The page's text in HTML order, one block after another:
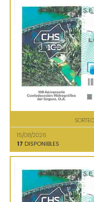
15/08/2026
17 DISPONIBLES